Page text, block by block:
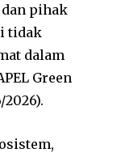
dan pihak
tidak
dalam
Green